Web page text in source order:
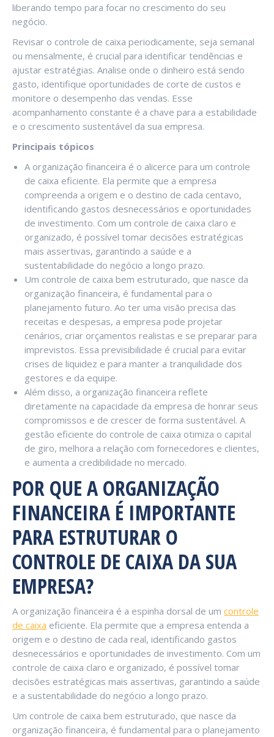
liberando tempo para focar no crescimento do seu
negócio.
Revisar o controle de caixa periodicamente, seja semanal
ou mensalmente, é crucial para identificar tendências e
ajustar estratégias. Analise onde o dinheiro está sendo
gasto, identifique oportunidades de corte de custos e
monitore o desempenho das vendas. Esse
acompanhamento constante é a chave para a estabilidade
e o crescimento sustentável da sua empresa.
Principais tópicos
A organização financeira é o alicerce para um controle
de caixa eficiente. Ela permite que a empresa
compreenda a origem e o destino de cada centavo,
identificando gastos desnecessários e oportunidades
de investimento. Com um controle de caixa claro e
organizado, é possível tomar decisões estratégicas
mais assertivas, garantindo a saúde e a
sustentabilidade do negócio a longo prazo.
Um controle de caixa bem estruturado, que nasce da
organização financeira, é fundamental para o
planejamento futuro. Ao ter uma visão precisa das
receitas e despesas, a empresa pode projetar
cenários, criar orçamentos realistas e se preparar para
imprevistos. Essa previsibilidade é crucial para evitar
crises de liquidez e para manter a tranquilidade dos
gestores e da equipe.
Além disso, a organização financeira reflete
diretamente na capacidade da empresa de honrar seus
compromissos e de crescer de forma sustentável. A
gestão eficiente do controle de caixa otimiza o capital
de giro, melhora a relação com fornecedores e clientes,
e aumenta a credibilidade no mercado.
POR QUE A ORGANIZAÇÃO
FINANCEIRA É IMPORTANTE
PARA ESTRUTURAR O
CONTROLE DE CAIXA DA SUA
EMPRESA?
A organização financeira é a espinha dorsal de um controle
de caixa eficiente. Ela permite que a empresa entenda a
origem e o destino de cada real, identificando gastos
desnecessários e oportunidades de investimento. Com um
controle de caixa claro e organizado, é possível tomar
decisões estratégicas mais assertivas, garantindo a saúde
e a sustentabilidade do negócio a longo prazo.
Um controle de caixa bem estruturado, que nasce da
organização financeira, é fundamental para o planejamento